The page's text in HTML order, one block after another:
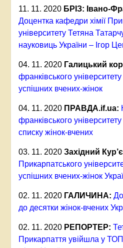
11. 11. 2020 БРІЗ: Івано-
Доцентка кафедри хімії
університету Тетяна
науковиць України – Ігор
04. 11. 2020 Галицький
франківського
успішних вчених-жінок
04. 11. 2020 ПРАВДА.if.ua:
франківського
списку жінок-вчених
03. 11. 2020 Західний
Прикарпатського
успішних вчених-жінок
02. 11. 2020 ГАЛИЧИНА:
до десятки жінок-вчених
02. 11. 2020 РЕПОРТЕР:
Прикарпаття увійшла у